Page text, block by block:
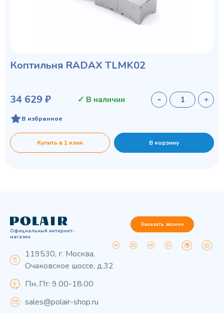
Коптильня RADAX TLMK02
34 629 ₽ ✓ В наличии
В избранное
Купить в 1 клик В корзину
Официальный интернет-
магазин
119530, г. Москва,
Очаковское шоссе, д.32
Пн..Пт: 9.00-18.00
sales@polair-shop.ru
Заказать звонок